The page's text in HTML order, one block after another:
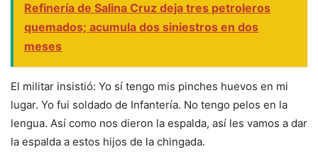
Refinería de Salina Cruz deja tres petroleros
quemados; acumula dos siniestros en dos
meses
El militar insistió: Yo sí tengo mis pinches huevos en mi
lugar. Yo fui soldado de Infantería. No tengo pelos en la
lengua. Así como nos dieron la espalda, así les vamos a dar
la espalda a estos hijos de la chingada.